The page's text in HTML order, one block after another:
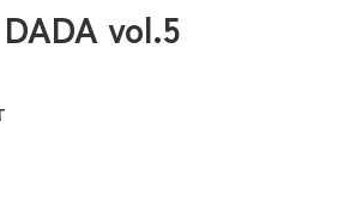
vol.5